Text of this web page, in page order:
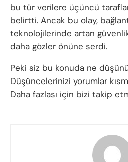
bu tür verilere üçüncü
belirtti. Ancak bu olay,
teknolojilerinde artan
daha gözler önüne serdi.
Peki siz bu konuda ne
Düşüncelerinizi yorumlar
Daha fazlası için bizi takip